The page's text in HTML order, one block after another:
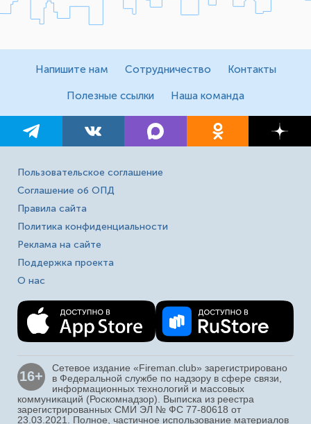
Напишите нам Сотрудничество Контакты
Полезные ссылки Наша команда
Пользовательское соглашение
Соглашение об ОПД
Правила сайта
Политика конфиденциальности
Реклама на сайте
Поддержка проекта
О нас
16+
Сетевое издание «Fireman.club» зарегистрировано
в Федеральной службе по надзору в сфере связи,
информационных технологий и массовых
коммуникаций (Роскомнадзор). Выписка из реестра
зарегистрированных СМИ ЭЛ № ФС 77-80618 от
23.03.2021. Полное, частичное использование материалов